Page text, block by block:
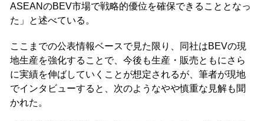
ASEANのBEV市場で戦略的優位を確保できることとなっ
た」と述べている。
ここまでの公表情報ベースで見た限り、同社はBEVの現
地生産を強化することで、今後も生産・販売ともにさら
に実績を伸ばしていくことが想定されるが、筆者が現地
でインタビューすると、次のようなやや慎重な見解も聞
かれた。